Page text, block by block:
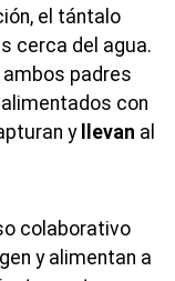
el tántalo
cerca del agua.
ambos padres
con
y
llevan al
colaborativo
y alimentan a